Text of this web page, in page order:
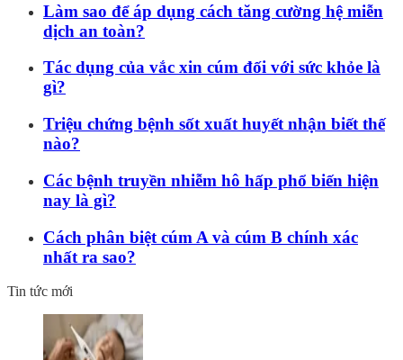
Làm sao để áp dụng cách tăng cường hệ miễn
dịch an toàn?
Tác dụng của vắc xin cúm đối với sức khỏe là
gì?
Triệu chứng bệnh sốt xuất huyết nhận biết thế
nào?
Các bệnh truyền nhiễm hô hấp phổ biến hiện
nay là gì?
Cách phân biệt cúm A và cúm B chính xác
nhất ra sao?
Tin tức mới